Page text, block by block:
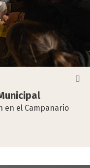
en el Campanario